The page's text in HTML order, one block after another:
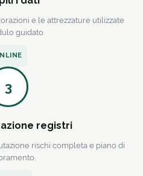
e le attrezzature utilizzate
guidato.
3
registri
rischi completa e piano di